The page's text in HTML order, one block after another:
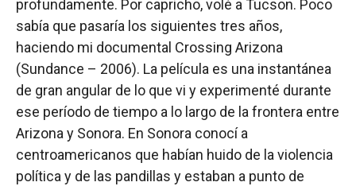
profundamente. Por capricho, volé a Tucson. Poco
sabía que pasaría los siguientes tres años,
haciendo mi documental Crossing Arizona
(Sundance – 2006). La película es una instantánea
de gran angular de lo que vi y experimenté durante
ese período de tiempo a lo largo de la frontera entre
Arizona y Sonora. En Sonora conocí a
centroamericanos que habían huido de la violencia
política y de las pandillas y estaban a punto de